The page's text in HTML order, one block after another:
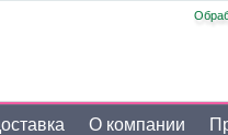
О компании